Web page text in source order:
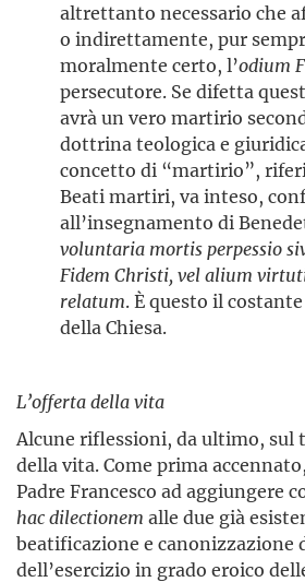
altrettanto necessario che
o indirettamente, pur
moralmente certo, l’odium
persecutore. Se difetta
avrà un vero martirio
dottrina teologica e
concetto di “martirio”,
Beati martiri, va inteso,
all’insegnamento di
voluntaria mortis perpessio
Fidem Christi, vel alium
relatum. È questo il
della Chiesa.
L’offerta della vita
Alcune riflessioni, da ultimo, sul
della vita. Come prima
Padre Francesco ad aggiungere
hac dilectionem alle due già
beatificazione e canonizzazione
dell’esercizio in grado eroico